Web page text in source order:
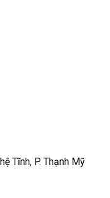
Tĩnh, P. Thạnh Mỹ